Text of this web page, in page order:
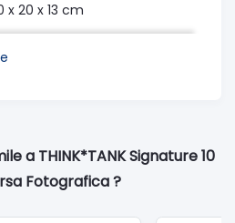
20 x 13 cm
x 23 x 15 cm
20 x 2 cm
a THINK*TANK Signature 10
Fotografica ?